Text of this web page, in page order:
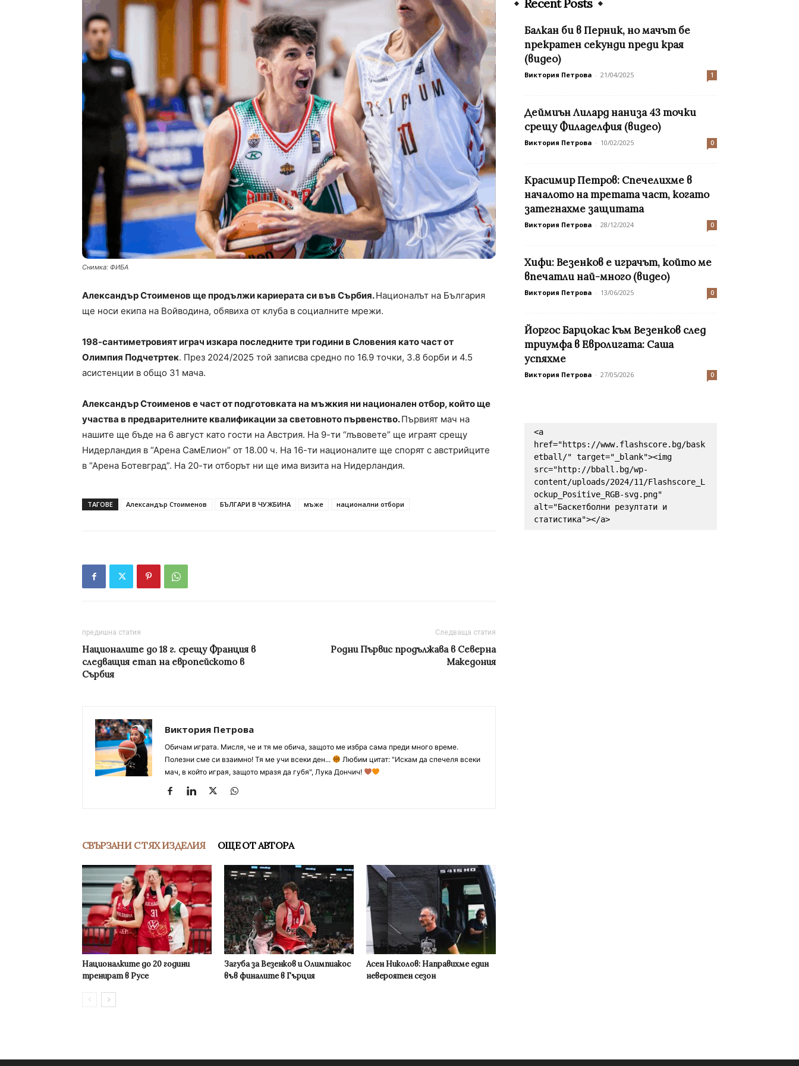
Снимка: ФИБА
Александър Стоименов ще продължи кариерата си във Сърбия.Националът на България
ще носи екипа на Войводина, обявиха от клуба в социалните мрежи.
198-сантиметровият играч изкара последните три години в Словения като част от
Олимпия Подчетртек. През 2024/2025 той записва средно по 16.9 точки, 3.8 борби и 4.5
асистенции в общо 31 мача.
Александър Стоименов е част от подготовката на мъжкия ни национален отбор, който ще
участва в предварителните квалификации за световното първенство.Първият мач на
нашите ще бъде на 6 август като гости на Австрия. На 9-ти “лъвовете” ще играят срещу
Нидерландия в “Арена СамЕлион” от 18.00 ч. На 16-ти националите ще спорят с австрийците
в “Арена Ботевград”. На 20-ти отборът ни ще има визита на Нидерландия.
ТАГОВЕ Александър Стоименов БЪЛГАРИ В ЧУЖБИНА мъже национални отбори
предишна статия
Националите до 18 г. срещу Франция в
следващия етап на европейското в
Сърбия
Следваща статия
Родни Първис продължава в Северна
Македония
Виктория Петрова
Обичам играта. Мисля, че и тя ме обича, защото ме избра сама преди много време.
Полезни сме си взаимно! Тя ме учи всеки ден...
Любим цитат: "Искам да спечеля всеки
мач, в който играя, защото мразя да губя", Лука Дончич!
СВЪРЗАНИ С ТЯХ ИЗДЕЛИЯ ОЩЕ ОТ АВТОРА
Националките до 20 години
тренират в Русе
Загуба за Везенков и Олимпиакос
във финалите в Гърция
Асен Николов: Направихме един
невероятен сезон
Recent Posts
Балкан би в Перник, но мачът бе
прекратен секунди преди края
(видео)
Виктория Петрова - 21/04/2025 1
Деймиън Лилард наниза 43 точки
срещу Филаделфия (видео)
Виктория Петрова - 10/02/2025 0
Красимир Петров: Спечелихме в
началото на третата част, когато
затегнахме защитата
Виктория Петрова - 28/12/2024 0
Хифи: Везенков е играчът, който ме
впечатли най-много (видео)
Виктория Петрова - 13/06/2025 0
Йоргос Барцокас към Везенков след
триумфа в Евролигата: Саша
успяхме
Виктория Петрова - 27/05/2026 0
<a
href="https://www.flashscore.bg/bask
etball/" target="_blank"><img
src="http://bball.bg/wp-
content/uploads/2024/11/Flashscore_L
ockup_Positive_RGB-svg.png"
alt="Баскетболни резултати и
статистика"></a>